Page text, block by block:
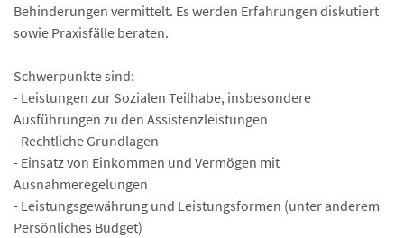
Behinderungen vermittelt. Es werden Erfahrungen diskutiert
sowie Praxisfälle beraten.
Schwerpunkte sind:
- Leistungen zur Sozialen Teilhabe, insbesondere
Ausführungen zu den Assistenzleistungen
- Rechtliche Grundlagen
- Einsatz von Einkommen und Vermögen mit
Ausnahmeregelungen
- Leistungsgewährung und Leistungsformen (unter anderem
Persönliches Budget)